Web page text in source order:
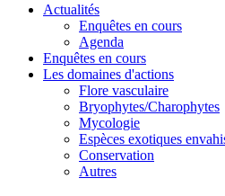
Actualités
Enquêtes en cours
Agenda
Enquêtes en cours
Les domaines d'actions
Flore vasculaire
Bryophytes/Charophytes
Mycologie
Espèces exotiques
Conservation
Autres